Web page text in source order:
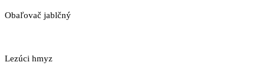
Obaľovač jablčný
Lezúci hmyz